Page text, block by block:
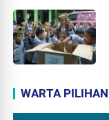
WARTA PILIHAN